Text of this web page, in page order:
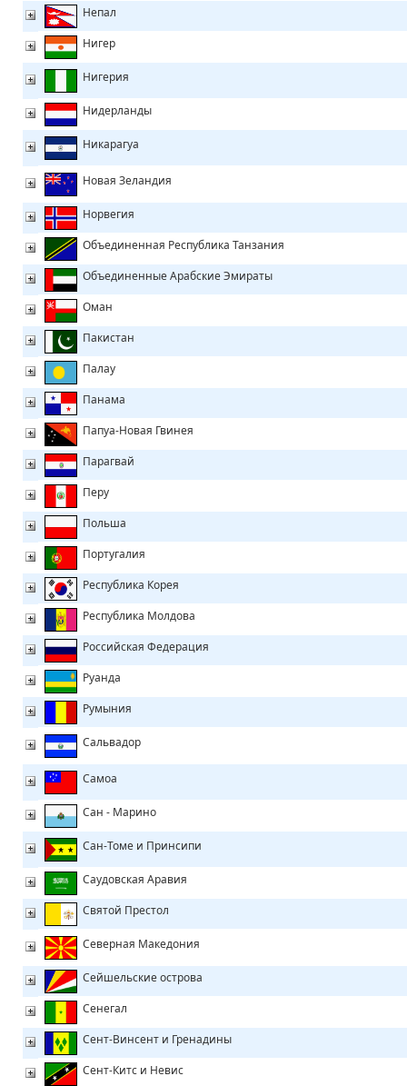
Непал
Нигер
Нигерия
Нидерланды
Никарагуа
Новая Зеландия
Норвегия
Объединенная Республика Танзания
Объединенные Арабские Эмираты
Оман
Пакистан
Палау
Панама
Папуа-Новая Гвинея
Парагвай
Перу
Польша
Португалия
Республика Корея
Республика Молдова
Российская Федерация
Руанда
Румыния
Сальвадор
Самоа
Сан - Марино
Сан-Томе и Принсипи
Саудовская Аравия
Святой Престол
Северная Македония
Сейшельские острова
Сенегал
Сент-Винсент и Гренадины
Сент-Китс и Невис